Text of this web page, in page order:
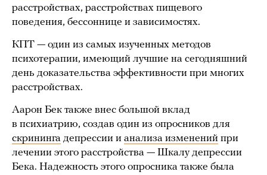
расстройствах, расстройствах пищевого
поведения, бессоннице и зависимостях.
КПТ — один из самых изученных методов
психотерапии, имеющий лучшие на сегодняшний
день доказательства эффективности при многих
расстройствах.
Аарон Бек также внес большой вклад
в психиатрию, создав один из опросников для
скрининга депрессии и анализа изменений при
лечении этого расстройства — Шкалу депрессии
Бека. Надежность этого опросника также была